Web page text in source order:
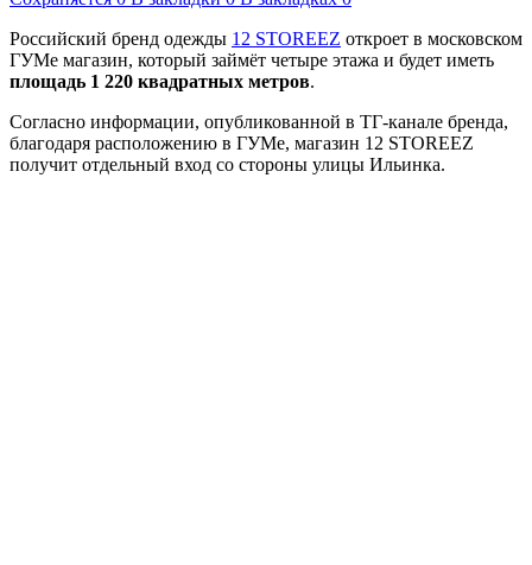
Российский бренд одежды 12 STOREEZ откроет в московском
ГУМе магазин, который займёт четыре этажа и будет иметь
площадь 1 220 квадратных метров.
Согласно информации, опубликованной в ТГ-канале бренда,
благодаря расположению в ГУМе, магазин 12 STOREEZ
получит отдельный вход со стороны улицы Ильинка.